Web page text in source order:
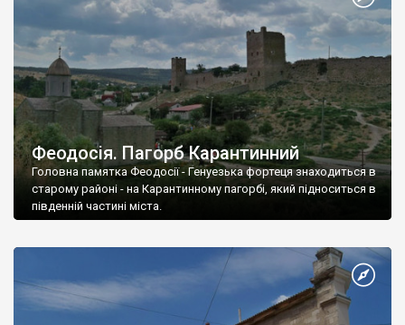
Феодосія. Пагорб Карантинний
Головна памятка Феодосії - Генуезька фортеця знаходиться в
старому районі - на Карантинному пагорбі, який підноситься в
південній частині міста.